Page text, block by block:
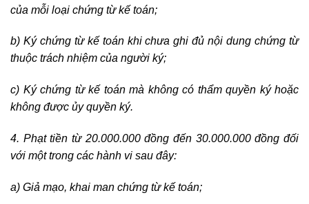
của mỗi loại chứng từ kế toán;
b) Ký chứng từ kế toán khi chưa ghi đủ nội dung chứng từ
thuộc trách nhiệm của người ký;
c) Ký chứng từ kế toán mà không có thẩm quyền ký hoặc
không được ủy quyền ký.
4. Phạt tiền từ 20.000.000 đồng đến 30.000.000 đồng đối
với một trong các hành vi sau đây:
a) Giả mạo, khai man chứng từ kế toán;